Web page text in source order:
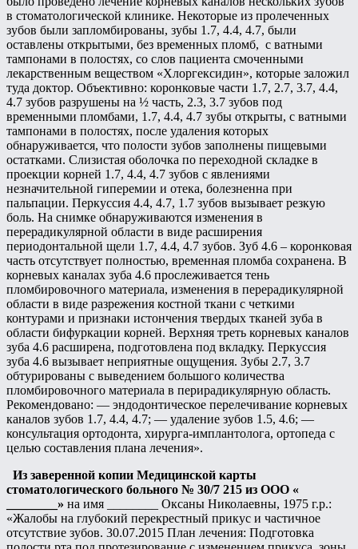
в стоматологической клинике. Некоторые из пролеченных
зубов были запломбированы, зубы 1.7, 4.4, 4.7, были
оставлены открытыми, без временных пломб, с ватными
тампонами в полостях, со слов пациента смоченными
лекарственным веществом «Хлоргексидин», которые заложил
туда доктор. Объективно: коронковые части 1.7, 2.7, 3.7, 4.4,
4.7 зубов разрушены на ½ часть, 2.3, 3.7 зубов под
временными пломбами, 1.7, 4.4, 4.7 зубы открыты, с ватными
тампонами в полостях, после удаления которых
обнаруживается, что полости зубов заполнены пищевыми
остатками. Слизистая оболочка по переходной складке в
проекции корней 1.7, 4.4, 4.7 зубов с явлениями
незначительной гиперемии и отека, болезненна при
пальпации. Перкуссия 4.4, 4.7, 1.7 зубов вызывает резкую
боль. На снимке обнаруживаются изменения в
перерадикулярной области в виде расширения
периодонтальной щели 1.7, 4.4, 4.7 зубов. Зуб 4.6 – коронковая
часть отсутствует полностью, временная пломба сохранена. В
корневых каналах зуба 4.6 прослеживается тень
пломбировочного материала, изменения в перерадикулярной
области в виде разрежения костной ткани с четкими
контурами и признаки истончения твердых тканей зуба в
области бифуркации корней. Верхняя треть корневых каналов
зуба 4.6 расширена, подготовлена под вкладку. Перкуссия
зуба 4.6 вызывает неприятные ощущения. Зубы 2.7, 3.7
обтурированы с выведением большого количества
пломбировочного материала в перирадикулярную область.
Рекомендовано: — эндодонтическое перелечивание корневых
каналов зубов 1.7, 4.4, 4.7; — удаление зубов 1.5, 4.6; —
консультация ортодонта, хирурга-имплантолога, ортопеда с
целью составления плана лечения».
Из заверенной копии Медицинской карты
стоматологического больного № 30/7 215 из ООО «
________» на имя ________ Оксаны Николаевны, 1975 г.р.:
«Жалобы на глубокий перекрестный прикус и частичное
отсутствие зубов. 30.07.2015 План лечения: Подготовка